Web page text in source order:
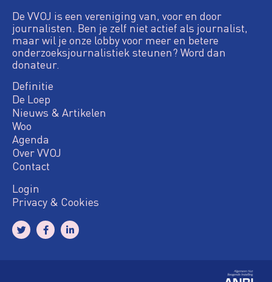
De VVOJ is een vereniging van, voor en door
journalisten. Ben je zelf niet actief als journalist,
maar wil je onze lobby voor meer en betere
onderzoeksjournalistiek steunen? Word dan
donateur.
Definitie
De Loep
Nieuws & Artikelen
Woo
Agenda
Over VVOJ
Contact
Login
Privacy & Cookies